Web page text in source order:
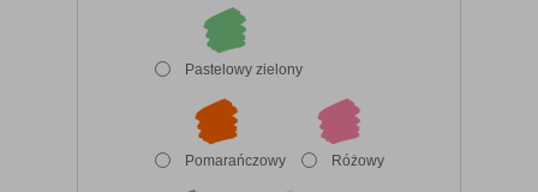
Pastelowy zielony
Pomarańczowy Różowy